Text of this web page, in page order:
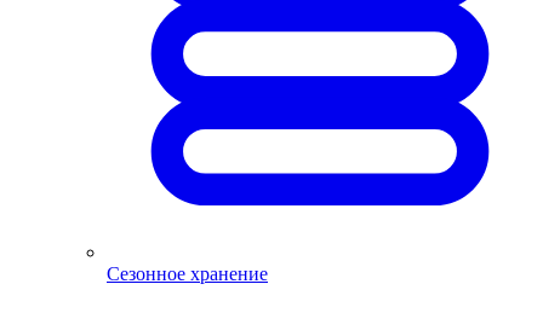
Сезонное хранение